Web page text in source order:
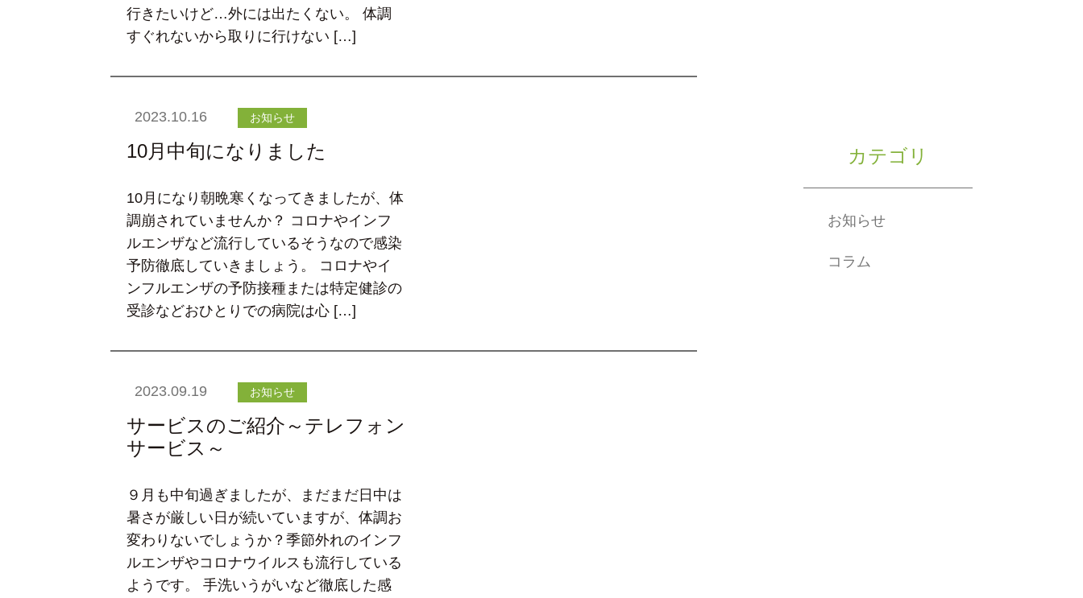
行きたいけど…外には出たくない。 体調
すぐれないから取りに行けない […]
2023.10.16 お知らせ
10月中旬になりました
10月になり朝晩寒くなってきましたが、体
調崩されていませんか？ コロナやインフ
ルエンザなど流行しているそうなので感染
予防徹底していきましょう。 コロナやイ
ンフルエンザの予防接種または特定健診の
受診などおひとりでの病院は心 […]
2023.09.19 お知らせ
サービスのご紹介～テレフォン
サービス～
９月も中旬過ぎましたが、まだまだ日中は
暑さが厳しい日が続いていますが、体調お
変わりないでしょうか？季節外れのインフ
ルエンザやコロナウイルスも流行している
ようです。 手洗いうがいなど徹底した感
カテゴリ
お知らせ
コラム